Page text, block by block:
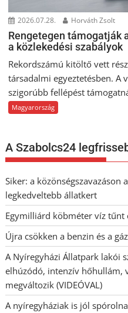
2026.07.28. Horváth Zsolt
Rengetegen támogatják
a közlekedési szabályok
Rekordszámú kitöltő vett
társadalmi egyeztetésben. A
szigorúbb fellépést
Magyarország
A Szabolcs24
Siker: a közönségszavazáson
legkedveltebb állatkert
Egymilliárd köbméter víz tűnt
Újra csökken a benzin és a
A Nyíregyházi Állatpark lakói
elhúzódó, intenzív hőhullám,
megváltozik (VIDEÓVAL)
A nyíregyháziak is jól